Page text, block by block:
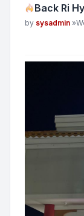
Back Ri
Post
by sysadmin »